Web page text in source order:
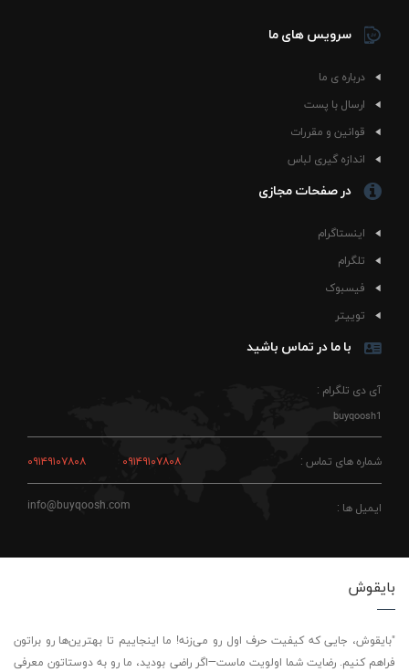
سرویس های ما
درباره ی ما
ارسال با پست
قوانین و مقررات
اندازه گیری لباس
در صفحات مجازی
اینستاگرام
تلگرام
فیسبوک
توییتر
با ما در تماس باشید
آی دی تلگرام :
buyqoosh1
شماره های تماس : ۰۹۱۴۹۱۰۷۸۰۸ ۰۹۱۴۹۱۰۷۸۰۸
ایمیل ها : info@buyqoosh.com
بایقوش
"بایقوش، جایی که کیفیت حرف اول رو می‌زنه! ما اینجاییم تا بهترین‌ها رو براتون
فراهم کنیم. رضایت شما اولویت ماست—اگر راضی بودید، ما رو به دوستاتون معرفی